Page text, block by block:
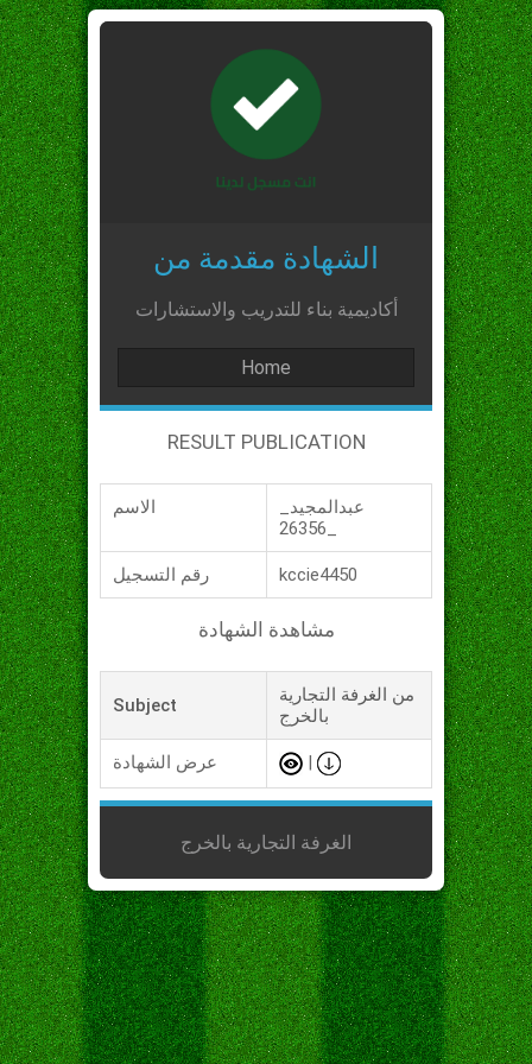
الشهادة مقدمة من
أكاديمية بناء للتدريب والاستشارات
Home
RESULT PUBLICATION
الاسم
عبدالمجيد_
رقم التسجيل kccie4450
مشاهدة الشهادة
Subject
من الغرفة التجارية
بالخرج
عرض الشهادة
الغرفة التجارية بالخرج